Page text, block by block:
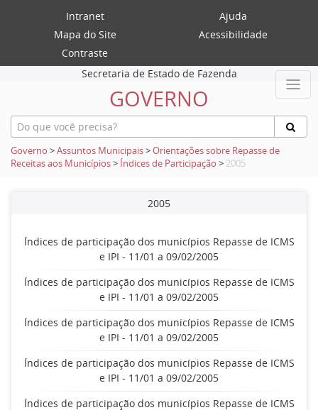
Intranet
Ajuda
Mapa do Site
Acessibilidade
Contraste
Secretaria de Estado de Fazenda
GOVERNO
Governo >Assuntos Municipais>Orientações sobre Repasse de
Receitas aos Municípios> Índices de Participação > 2005
2005
Índices de participação dos municípios Repasse de ICMS
e IPI - 11/01 a 09/02/2005
Índices de participação dos municípios Repasse de ICMS
e IPI - 11/01 a 09/02/2005
Índices de participação dos municípios Repasse de ICMS
e IPI - 11/01 a 09/02/2005
Índices de participação dos municípios Repasse de ICMS
e IPI - 11/01 a 09/02/2005
Índices de participação dos municípios Repasse de ICMS